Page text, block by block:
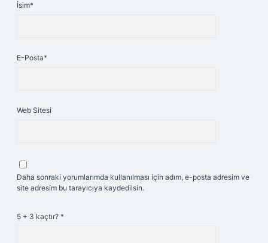
İsim*
E-Posta*
Web Sitesi
Daha sonraki yorumlarımda kullanılması için adım, e-posta adresim ve
site adresim bu tarayıcıya kaydedilsin.
5 + 3 kaçtır? *